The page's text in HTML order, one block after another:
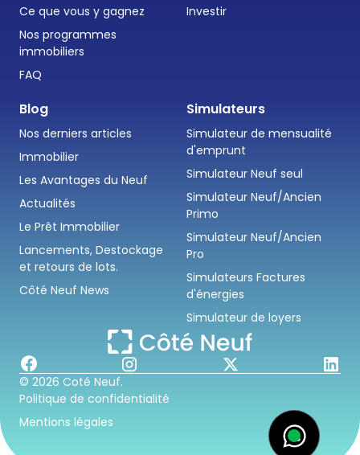
Ce que vous y gagnez
Nos programmes
immobiliers
FAQ
Investir
Blog
Nos derniers articles
Immobilier
Les Avantages du Neuf
Actualités
Le Prêt Immobilier
Lancements, Destockage
et retours de lots.
Côté Neuf News
Simulateurs
Simulateur de mensualité
d'emprunt
Simulateur Neuf seul
Simulateur Neuf/Ancien
Primo
Simulateur Neuf/Ancien
Pro
Simulateurs Factures
d'énergies
Simulateur de loyers
© 2026 Coté Neuf.
Politique de confidentialité
Mentions légales